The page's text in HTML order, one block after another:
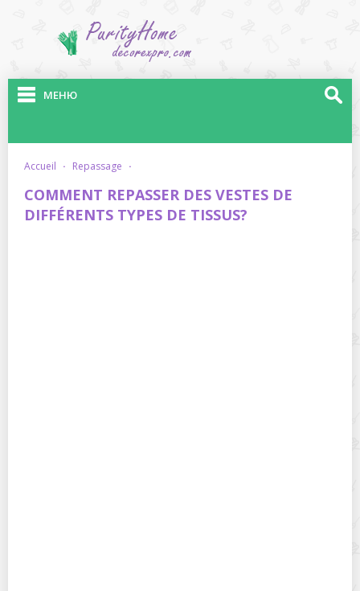
МЕНЮ
accueil · repassage ·
COMMENT REPASSER DES VESTES DE
DIFFÉRENTS TYPES DE TISSUS?